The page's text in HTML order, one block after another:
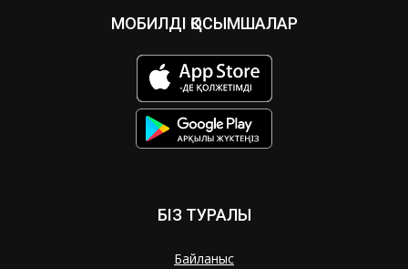
МОБИЛДІ ҚОСЫМШАЛАР
БІЗ ТУРАЛЫ
Байланыс